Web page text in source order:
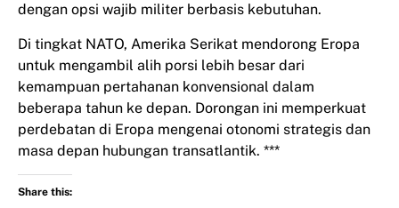
dengan opsi wajib militer berbasis kebutuhan.
Di tingkat NATO, Amerika Serikat mendorong Eropa
untuk mengambil alih porsi lebih besar dari
kemampuan pertahanan konvensional dalam
beberapa tahun ke depan. Dorongan ini memperkuat
perdebatan di Eropa mengenai otonomi strategis dan
masa depan hubungan transatlantik. ***
Share this: